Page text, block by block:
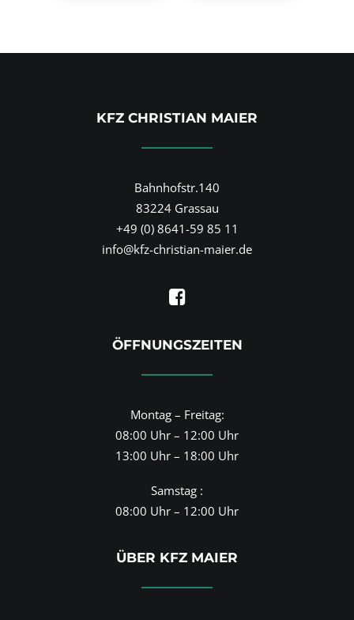
KFZ CHRISTIAN MAIER
Bahnhofstr.140
83224 Grassau
+49 (0) 8641-59 85 11
info@kfz-christian-maier.de
ÖFFNUNGSZEITEN
Montag – Freitag:
08:00 Uhr – 12:00 Uhr
13:00 Uhr – 18:00 Uhr
Samstag :
08:00 Uhr – 12:00 Uhr
ÜBER KFZ MAIER